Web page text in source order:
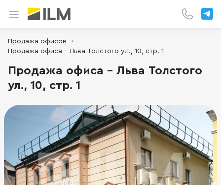
Продажа офисов
Продажа офиса - Льва Толстого ул., 10, стр. 1
Продажа офиса - Льва Толстого
ул., 10, стр. 1